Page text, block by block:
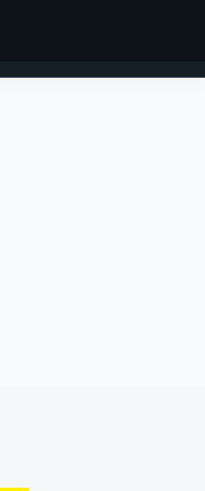
INICIAR SESIÓN